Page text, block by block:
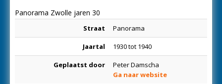
Panorama Zwolle jaren 30
Straat Panorama
Jaartal 1930 tot 1940
Geplaatst door
Peter Damscha
Ga naar website